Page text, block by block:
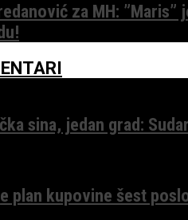
za MH:
sina, jedan grad:
plan kupovine šest